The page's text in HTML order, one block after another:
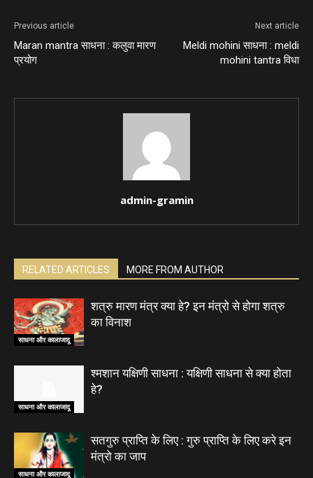
Previous article
Maran mantra साधना : कलुवा मारण
प्रयोग
Next article
Meldi mohini साधना : meldi
mohini tantra विधा
admin-gramin
RELATED ARTICLES MORE FROM AUTHOR
साधना और कालाजादू
शत्रु मारण मंत्र क्या हे? इन मंत्रो से होगा शत्रु
का विनाश
साधना और कालाजादू
श्मशान यक्षिणी साधना : यक्षिणी साधना से क्या होता
हे?
साधना और कालाजादू
सतगुरु प्राप्ति के लिए : गुरु प्राप्ति के लिए करे इन
मंत्रो का जाप